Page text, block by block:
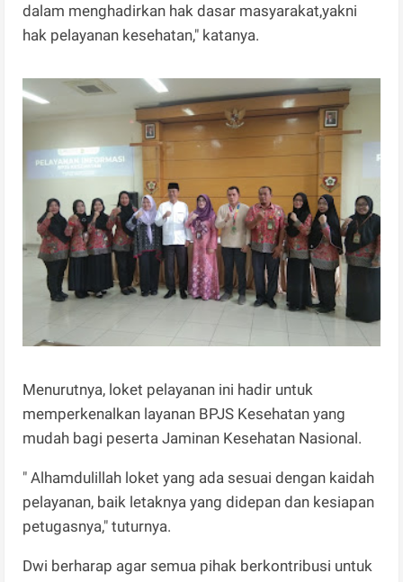
dalam menghadirkan hak dasar masyarakat,yakni
hak pelayanan kesehatan," katanya.
Menurutnya, loket pelayanan ini hadir untuk
memperkenalkan layanan BPJS Kesehatan yang
mudah bagi peserta Jaminan Kesehatan Nasional.
" Alhamdulillah loket yang ada sesuai dengan kaidah
pelayanan, baik letaknya yang didepan dan kesiapan
petugasnya," tuturnya.
Dwi berharap agar semua pihak berkontribusi untuk